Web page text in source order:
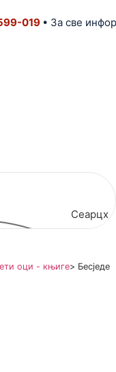
019• За све
Сеарцх
оци - књиге> Бесједе